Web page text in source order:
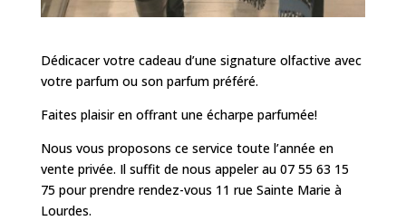
Dédicacer votre cadeau d’une signature olfactive avec
votre parfum ou son parfum préféré.
Faites plaisir en offrant une écharpe parfumée!
Nous vous proposons ce service toute l’année en
vente privée. Il suffit de nous appeler au 07 55 63 15
75 pour prendre rendez-vous 11 rue Sainte Marie à
Lourdes.